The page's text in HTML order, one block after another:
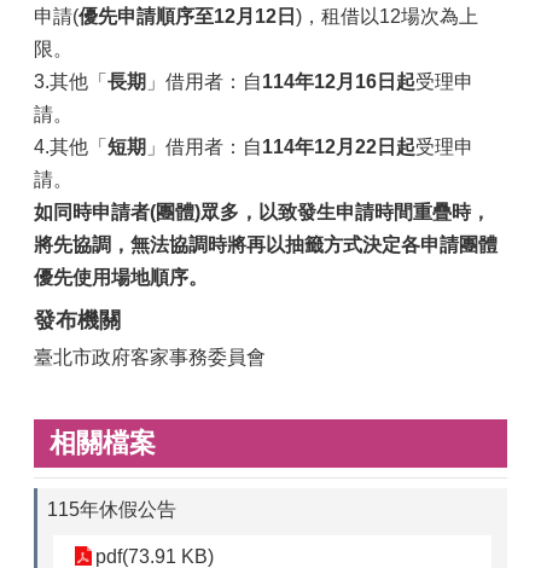
申請(優先申請順序至12月12日 )，租借以12場次為上
限。
3.其他「 長期 」借用者：自114年12月16日起受理申
請。
4.其他「 短期 」借用者：自114年12月22日起受理申
請。
如同時申請者(團體)眾多，以致發生申請時間重疊時，
將先協調，無法協調時將再以抽籤方式決定各申請團體
優先使用場地順序。
發布機關
臺北市政府客家事務委員會
相關檔案
115年休假公告
pdf(73.91 KB)